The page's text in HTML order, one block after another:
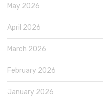
May 2026
April 2026
March 2026
February 2026
January 2026